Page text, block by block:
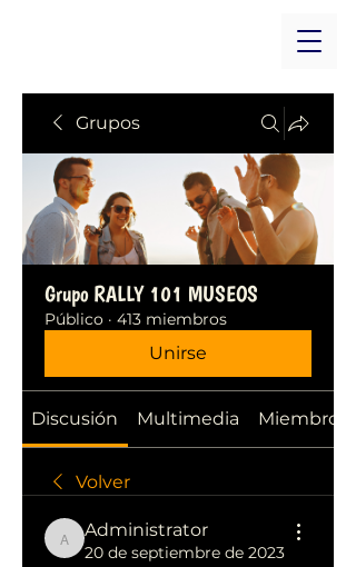
Grupos
Grupo RALLY 101 MUSEOS
Público · 413 miembros
Unirse
Discusión Multimedia Miembros
Volver
Administrator
Administrator
20 de septiembre de 2023